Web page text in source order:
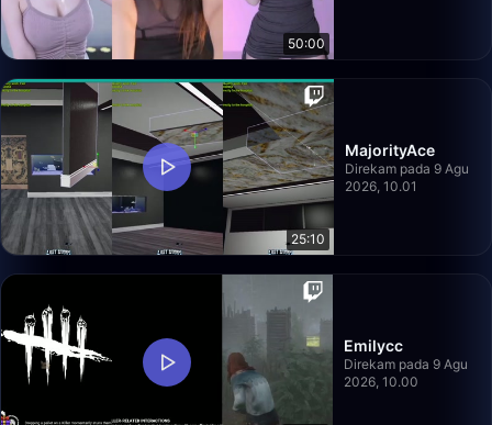
50:00
25:10
MajorityAce
Direkam pada 9 Agu
2026, 10.01
Emilycc
Direkam pada 9 Agu
2026, 10.00